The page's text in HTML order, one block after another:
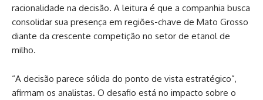
racionalidade na decisão. A leitura é que a companhia busca
consolidar sua presença em regiões-chave de Mato Grosso
diante da crescente competição no setor de etanol de
milho.
“A decisão parece sólida do ponto de vista estratégico”,
afirmam os analistas. O desafio está no impacto sobre o